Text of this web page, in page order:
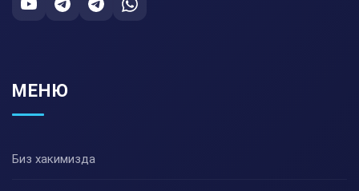
МЕНЮ
Биз хакимизда